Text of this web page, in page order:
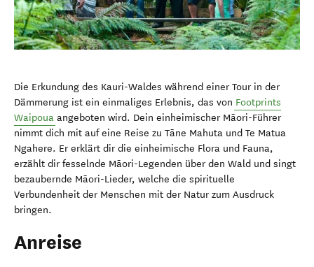
Die Erkundung des Kauri-Waldes während einer Tour in der
Dämmerung ist ein einmaliges Erlebnis, das von Footprints
Waipoua angeboten wird. Dein einheimischer Māori-Führer
nimmt dich mit auf eine Reise zu Tāne Mahuta und Te Matua
Ngahere. Er erklärt dir die einheimische Flora und Fauna,
erzählt dir fesselnde Māori-Legenden über den Wald und singt
bezaubernde Māori-Lieder, welche die spirituelle
Verbundenheit der Menschen mit der Natur zum Ausdruck
bringen.
Anreise